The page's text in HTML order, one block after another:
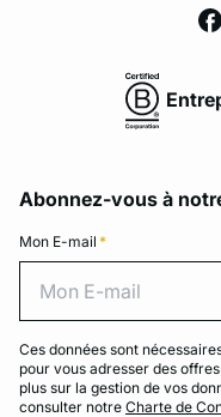
Abonnez-vous à
Mon E-mail *
Ces données sont
pour vous adresser des
plus sur la gestion de vos
consulter notre Charte de